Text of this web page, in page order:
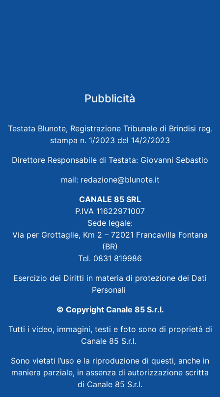
Pubblicità
Testata Blunote, Registrazione Tribunale di Brindisi reg.
stampa n. 1/2023 del 14/2/2023
Direttore Responsabile di Testata: Giovanni Sebastio
mail: redazione@blunote.it
CANALE 85 SRL
P.IVA 11622971007
Sede legale:
Via per Grottaglie, Km 2 – 72021 Francavilla Fontana
(BR)
Tel. 0831 819986
Esercizio dei Diritti in materia di protezione dei Dati
Personali
© Copyright Canale 85 S.r.l.
Tutti i video, immagini, testi e foto sono di proprietà di
Canale 85 S.r.l.
Sono vietati l’uso e la riproduzione di questi, anche in
maniera parziale, in assenza di autorizzazione scritta
di Canale 85 S.r.l.